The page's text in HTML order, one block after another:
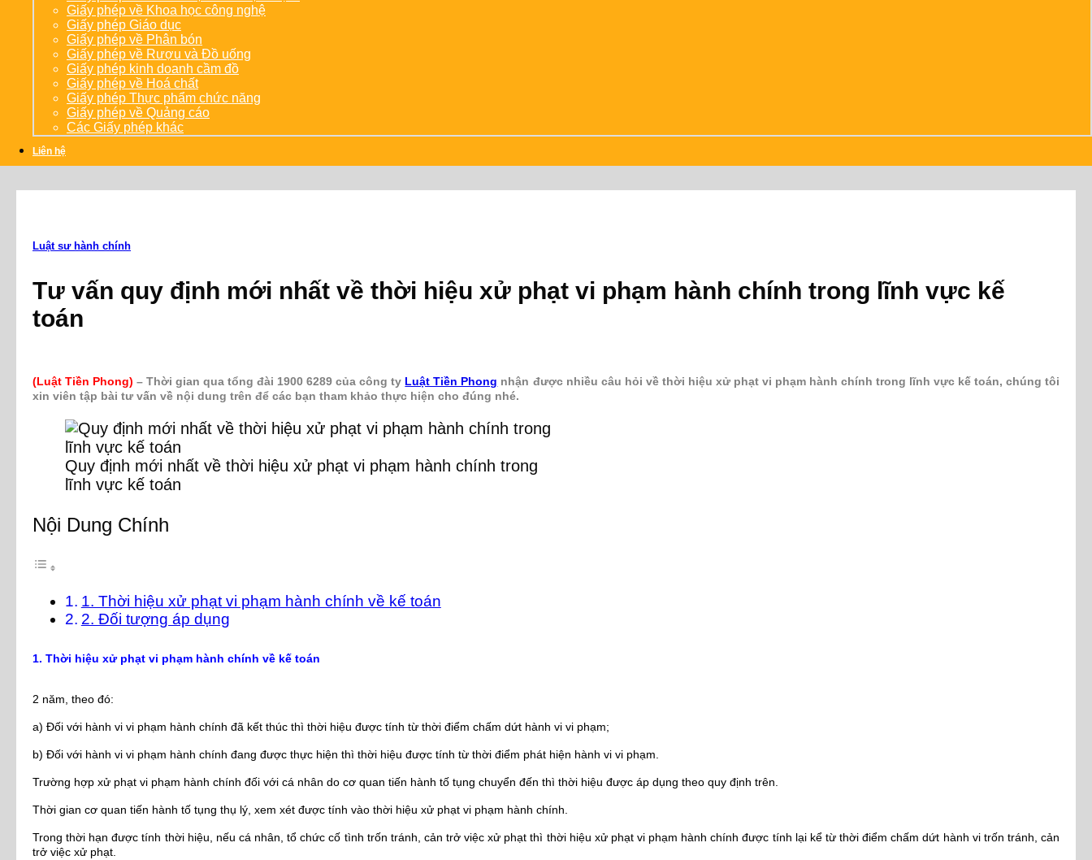
Giấy phép về Khoa học công nghệ
Giấy phép Giáo dục
Giấy phép về Phân bón
Giấy phép về Rượu và Đồ uống
Giấy phép kinh doanh cầm đồ
Giấy phép về Hoá chất
Giấy phép Thực phẩm chức năng
Giấy phép về Quảng cáo
Các Giấy phép khác
Liên hệ
Luật sư hành chính
Tư vấn quy định mới nhất về thời hiệu xử phạt vi phạm hành chính trong lĩnh vực kế
toán
(Luật Tiền Phong) – Thời gian qua tổng đài 1900 6289 của công ty Luật Tiền Phong nhận được nhiều câu hỏi về thời hiệu xử phạt vi phạm hành chính trong lĩnh vực kế toán, chúng tôi
xin viên tập bài tư vấn về nội dung trên để các bạn tham khảo thực hiện cho đúng nhé.
Quy định mới nhất về thời hiệu xử phạt vi phạm hành chính trong
lĩnh vực kế toán
Nội Dung Chính
1. Thời hiệu xử phạt vi phạm hành chính về kế toán
2. Đối tượng áp dụng
1. Thời hiệu xử phạt vi phạm hành chính về kế toán
2 năm, theo đó:
a) Đối với hành vi vi phạm hành chính đã kết thúc thì thời hiệu được tính từ thời điểm chấm dứt hành vi vi phạm;
b) Đối với hành vi vi phạm hành chính đang được thực hiện thì thời hiệu được tính từ thời điểm phát hiện hành vi vi phạm.
Trường hợp xử phạt vi phạm hành chính đối với cá nhân do cơ quan tiến hành tố tụng chuyển đến thì thời hiệu được áp dụng theo quy định trên.
Thời gian cơ quan tiến hành tố tụng thụ lý, xem xét được tính vào thời hiệu xử phạt vi phạm hành chính.
Trong thời hạn được tính thời hiệu, nếu cá nhân, tổ chức cố tình trốn tránh, cản trở việc xử phạt thì thời hiệu xử phạt vi phạm hành chính được tính lại kể từ thời điểm chấm dứt hành vi trốn tránh, cản
trở việc xử phạt.